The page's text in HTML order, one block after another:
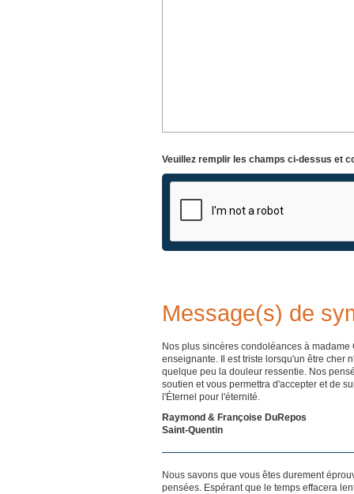
Veuillez remplir les champs ci-dessus et
Message(s) de
Nos plus sincères condoléances à
enseignante. Il est triste lorsqu'un être cher
quelque peu la douleur ressentie. Nos
soutien et vous permettra d'accepter et de
l'Éternel pour l'éternité.
Raymond & Françoise DuRepos
Saint-Quentin
Nous savons que vous êtes durement
pensées. Espérant que le temps effacera